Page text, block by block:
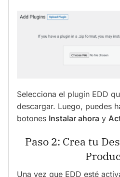
Selecciona el plugin EDD
descargar. Luego, puedes
botones Instalar ahora y
Paso 2: Crea tu
Una vez que EDD esté